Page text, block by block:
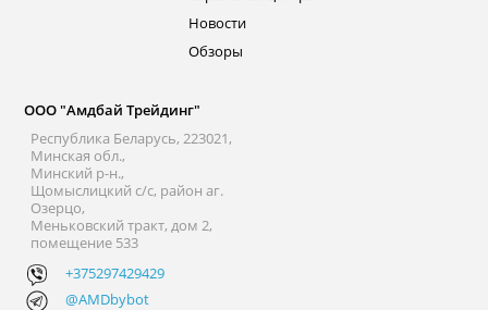
Новости
Обзоры
ООО "Амдбай Трейдинг"
Республика Беларусь, 223021,
Минская обл.,
Минский р-н.,
Щомыслицкий с/с, район аг.
Озерцо,
Меньковский тракт, дом 2,
помещение 533
+375297429429
@AMDbybot